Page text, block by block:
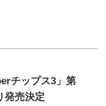
チップス3」第
発売決定